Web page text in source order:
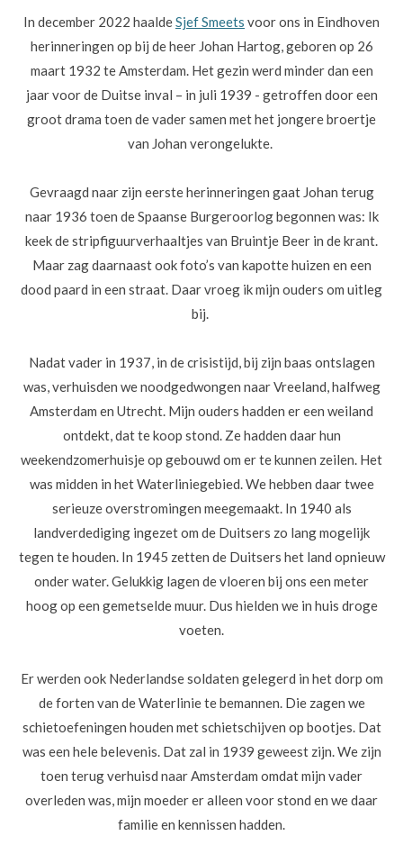
In december 2022 haaldeSjef Smeets voor ons in Eindhoven
herinneringen op bij de heer Johan Hartog, geboren op 26
maart 1932 te Amsterdam. Hetgezin werd minder dan een
jaar voor de Duitse inval – in juli 1939 - getroffen door een
groot drama toen de vader samen met het jongere broertje
van Johan verongelukte.
Gevraagd naar zijn eerste herinneringen gaat Johan terug
naar 1936 toen de Spaanse Burgeroorlog begonnen was: Ik
keek de stripfiguurverhaaltjes van Bruintje Beer in de krant.
Maar zag daarnaast ook foto’s van kapotte huizen en een
dood paard in een straat. Daar vroeg ik mijn ouders om uitleg
bij.
Nadat vader in 1937, in de crisistijd, bij zijn baas ontslagen
was, verhuisden we noodgedwongen naar Vreeland, halfweg
Amsterdam en Utrecht. Mijn ouders hadden er een weiland
ontdekt, dat te koop stond. Ze hadden daar hun
weekendzomerhuisje op gebouwd om er te kunnen zeilen. Het
was midden in het Waterliniegebied. We hebben daar twee
serieuze overstromingen meegemaakt. In 1940 als
landverdediging ingezet om de Duitsers zo lang mogelijk
tegen te houden. In 1945 zetten de Duitsers het land opnieuw
onder water. Gelukkig lagen de vloeren bij ons een meter
hoog op een gemetselde muur. Dus hielden we in huis droge
voeten.
Er werden ook Nederlandse soldaten gelegerd in het dorp om
de forten van de Waterlinie te bemannen. Die zagen we
schietoefeningen houden met schietschijven op bootjes. Dat
was een hele belevenis. Dat zal in 1939 geweest zijn. We zijn
toen terug verhuisd naar Amsterdam omdat mijn vader
overleden was, mijn moeder er alleen voor stond en we daar
familie en kennissen hadden.